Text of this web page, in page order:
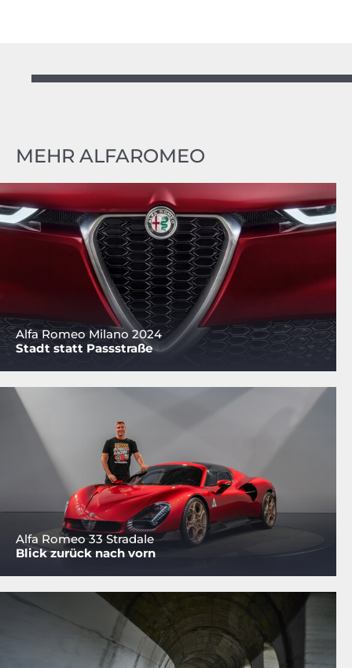
MEHR ALFAROMEO
Alfa Romeo Milano 2024
Stadt statt Passstraße
Alfa Romeo 33 Stradale
Blick zurück nach vorn